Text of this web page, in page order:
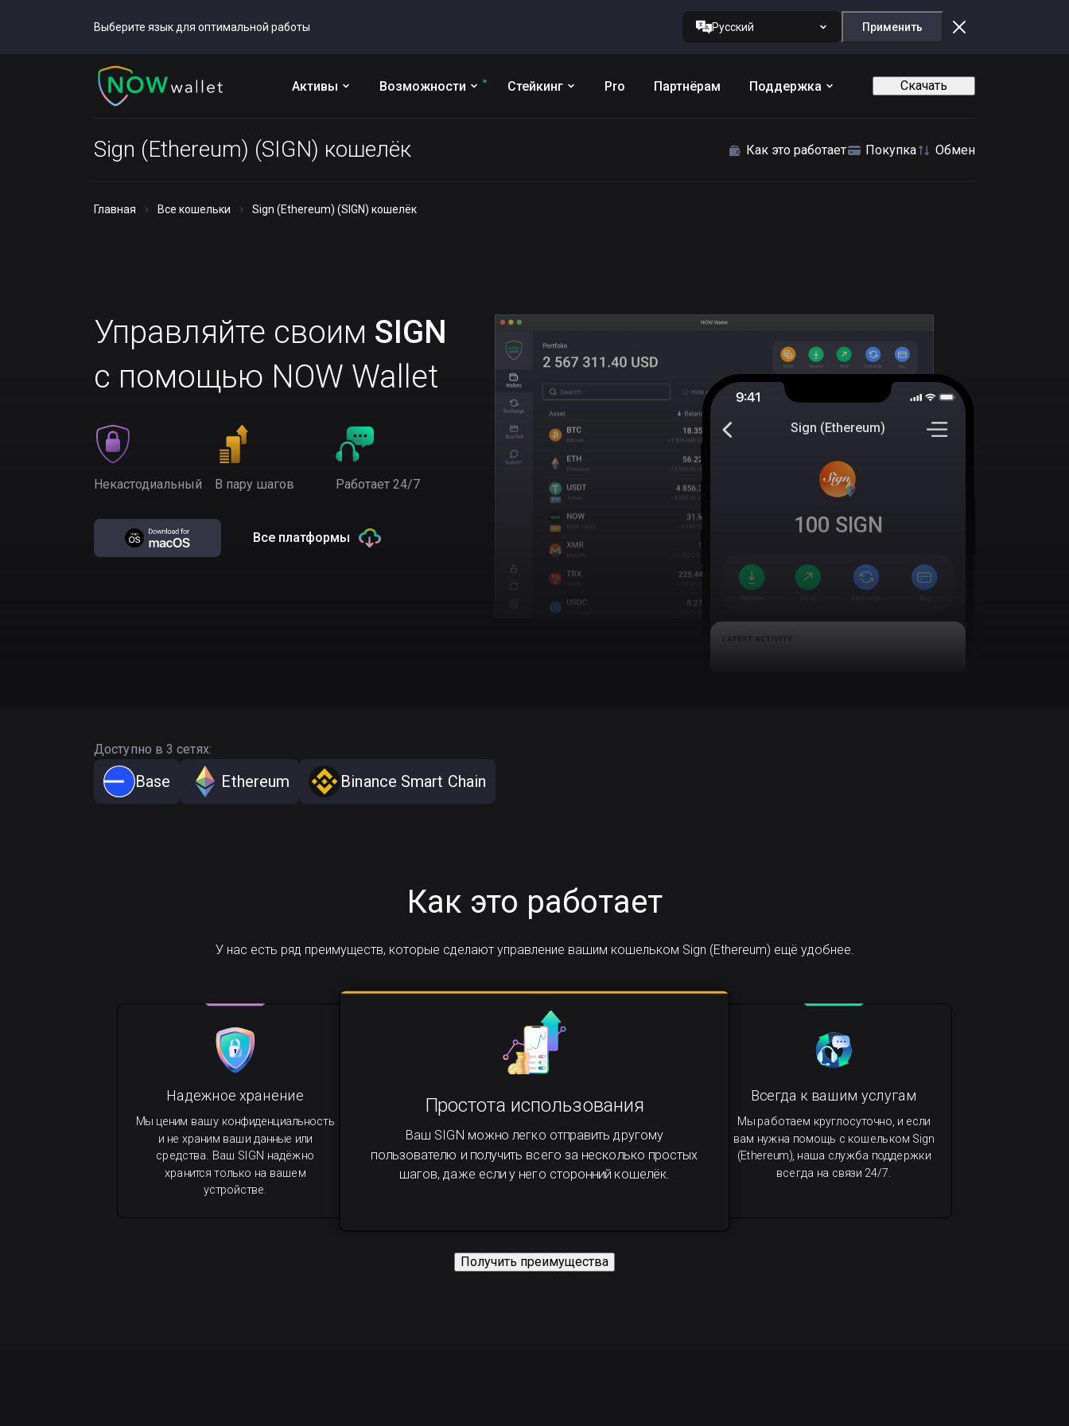
Выберите язык для оптимальной работы Русский Применить
Активы Возможности Стейкинг Pro Партнёрам Поддержка Скачать
Sign (Ethereum) (SIGN) кошелёк Как это работает Покупка Обмен
Главная Все кошельки Sign (Ethereum) (SIGN) кошелёк
Управляйте своим SIGN
с помощью NOW Wallet
Некастодиальный В пару шагов Работает 24/7
Все платформы
Sign (Ethereum)
100 SIGN
Доступно в 3 сетях:
Base Ethereum Binance Smart Chain
Как это работает
У нас есть ряд преимуществ, которые сделают управление вашим кошельком Sign (Ethereum) ещё удобнее.
Простота использования
Ваш SIGN можно легко отправить другому
пользователю и получить всего за несколько простых
шагов, даже если у него сторонний кошелёк.
Всегда к вашим услугам
Мы работаем круглосуточно, и если
вам нужна помощь с кошельком Sign
(Ethereum), наша служба поддержки
всегда на связи 24/7.
Надежное хранение
Мы ценим вашу конфиденциальность
и не храним ваши данные или
средства. Ваш SIGN надёжно
хранится только на вашем
устройстве.
Получить преимущества